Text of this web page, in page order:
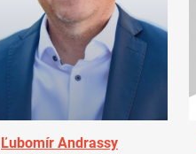
Ľubomír Andrassy